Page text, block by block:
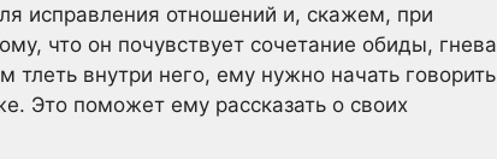
исправления отношений и, скажем, при
что он почувствует сочетание обиды, гнева
тлеть внутри него, ему нужно начать говорить
Это поможет ему рассказать о своих